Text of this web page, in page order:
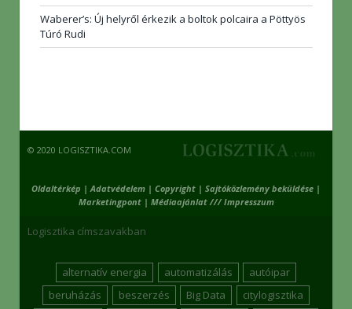
Waberer’s: Új helyről érkezik a boltok polcaira a Pöttyös
Túró Rudi
© 2020 LOGISZTIKA.COM
Oldaltérkép | Adatvédelem | Copyright | Sajtóközlemény beküldése |
Marketingpont| Médiaajánlat /// Impresszum
Logisztika címszavakban
alternatív energia automatizálás
autóipar
beruházás
beszerzés Big Data
citylogisztika